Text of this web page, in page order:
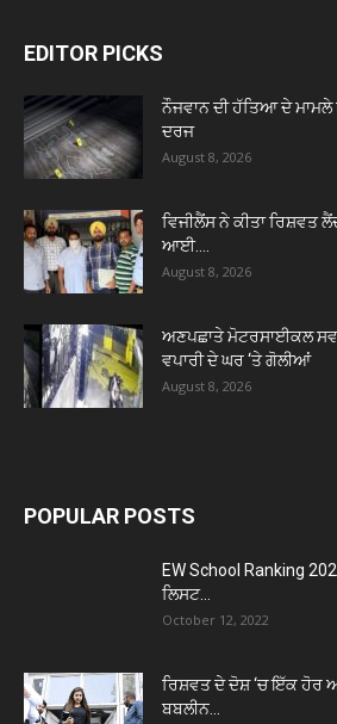
EDITOR PICKS
ਨੌਜਵਾਨ ਦੀ ਹੱਤਿਆ ਦੇ ਮਾਮਲੇ
ਦਰਜ
August 8, 2026
ਵਿਜੀਲੈਂਸ ਨੇ ਕੀਤਾ ਰਿਸ਼ਵਤ
ਆਈ....
August 8, 2026
ਅਣਪਛਾਤੇ ਮੋਟਰਸਾਈਕਲ
ਵਪਾਰੀ ਦੇ ਘਰ ‘ਤੇ ਗੋਲੀਆਂ
August 8, 2026
POPULAR POSTS
EW School Ranking
ਲਿਸਟ...
October 12, 2022
ਰਿਸ਼ਵਤ ਦੇ ਦੋਸ਼ ‘ਚ ਇੱਕ ਹੋਰ
ਬਬਲੀਨ...